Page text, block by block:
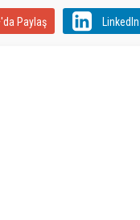
Paylaş LinkedIn